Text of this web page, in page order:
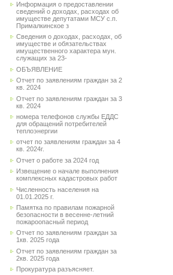
Информация о предоставлении
сведений о доходах, расходах об
имуществе депутатами МСУ с.п.
Прималкинское з
Сведения о доходах, расходах, об
имуществе и обязательствах
имущественного характера мун.
служащих за 23-
ОБЪЯВЛЕНИЕ
Отчет по заявлениям граждан за 2
кв. 2024
Отчет по заявлениям граждан за 3
кв. 2024
номера телефонов службы ЕДДС
для обращений потребителей
теплоэнергии
отчет по заявлениям граждан за 4
кв. 2024г.
Отчет о работе за 2024 год
Извещение о начале выполнения
комплексных кадастровых работ
Численность населения на
01.01.2025 г.
Памятка по правилам пожарной
безопасности в весенне-летний
пожароопасный период
Отчет по заявлениям граждан за
1кв. 2025 года
Отчет по заявлениям граждан за
2кв. 2025 года
Прокуратура разъясняет.